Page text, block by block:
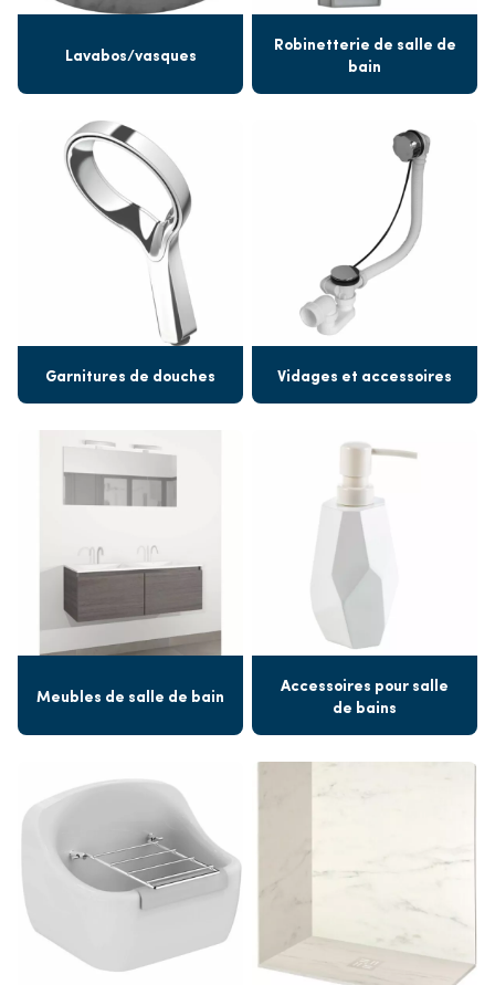
Lavabos/vasques
Robinetterie de salle de
bain
Garnitures de douches Vidages et accessoires
Meubles de salle de bain
Accessoires pour salle
de bains